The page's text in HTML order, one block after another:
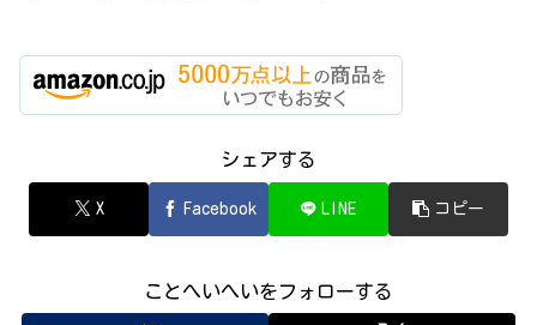
シェアする
X Facebook LINE コピー
ことへいへいをフォローする